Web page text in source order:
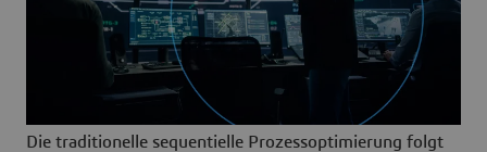
Die traditionelle sequentielle Prozessoptimierung folgt